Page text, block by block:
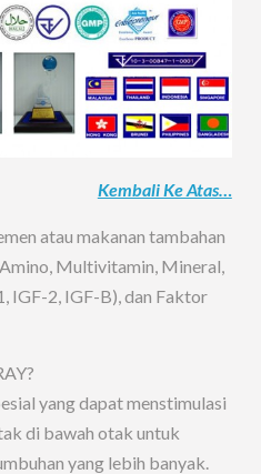
Kembali Ke Atas…
atau makanan tambahan
Multivitamin, Mineral,
IGF-2, IGF-B), dan Faktor
yang dapat menstimulasi
di bawah otak untuk
yang lebih banyak.